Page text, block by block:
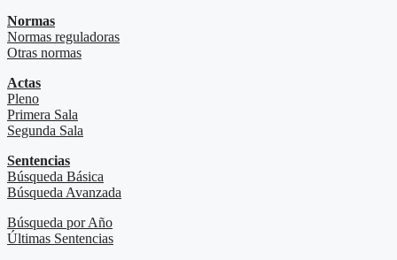
Normas
Normas reguladoras
Otras normas
Actas
Pleno
Primera Sala
Segunda Sala
Sentencias
Búsqueda Básica
Búsqueda Avanzada
Búsqueda por Año
Últimas Sentencias